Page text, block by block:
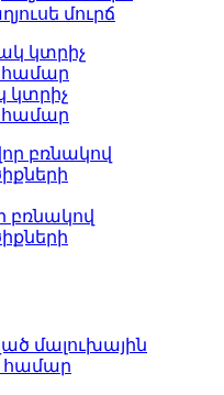
մուրճ
կտրիչ
համար
բռնակով